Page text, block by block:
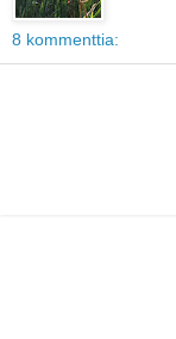
8 kommenttia: